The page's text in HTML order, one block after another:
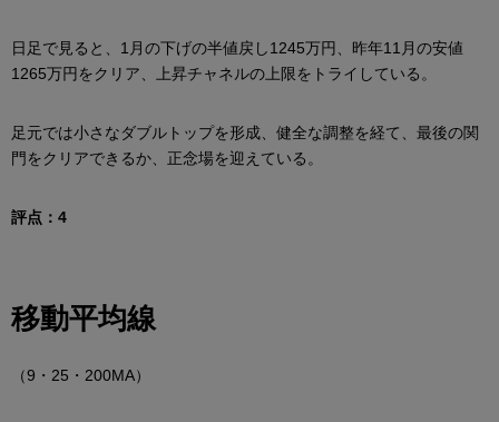
日足で見ると、1月の下げの半値戻し1245万円、昨年11月の安値
1265万円をクリア、上昇チャネルの上限をトライしている。
足元では小さなダブルトップを形成、健全な調整を経て、最後の関
門をクリアできるか、正念場を迎えている。
評点：4
移動平均線
（9・25・200MA）